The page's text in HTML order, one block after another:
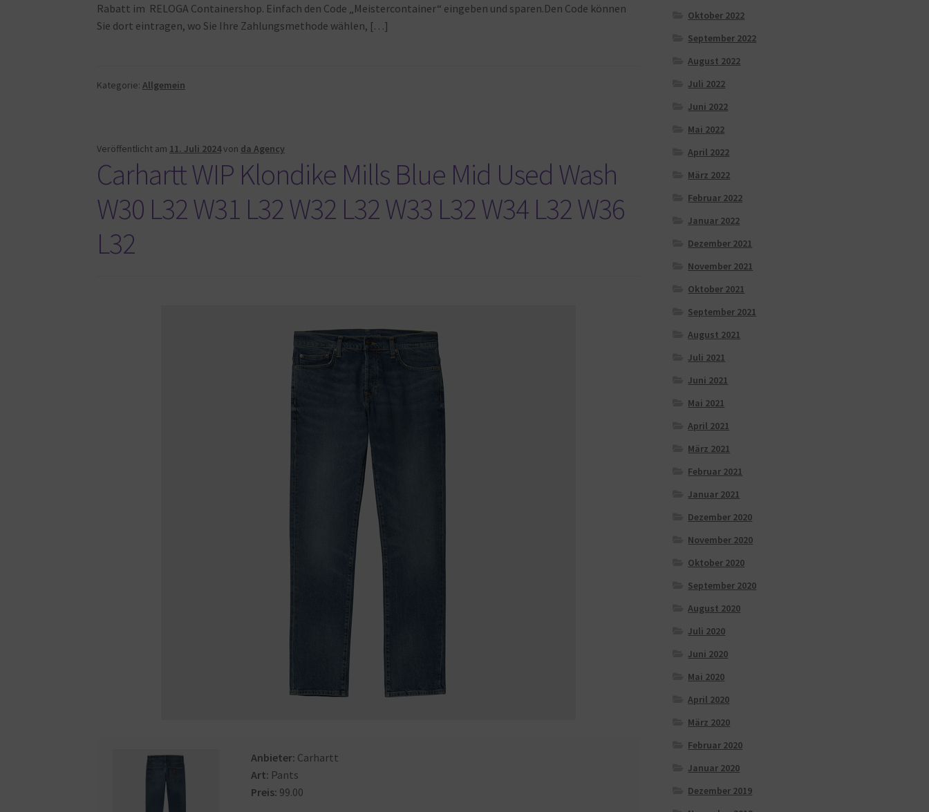
Rabatt im RELOGA Containershop. Einfach den Code „Meistercontainer“ eingeben und sparen.Den Code können
Sie dort eintragen, wo Sie Ihre Zahlungsmethode wählen, […]
Kategorie:Allgemein
Veröffentlicht am 11. Juli 2024von da Agency
Carhartt WIP Klondike Mills Blue Mid Used Wash
W30 L32 W31 L32 W32 L32 W33 L32 W34 L32 W36
L32
Anbieter: Carhartt
Art: Pants
Preis: 99.00
Oktober 2022
September 2022
August 2022
Juli 2022
Juni 2022
Mai 2022
April 2022
März 2022
Februar 2022
Januar 2022
Dezember 2021
November 2021
Oktober 2021
September 2021
August 2021
Juli 2021
Juni 2021
Mai 2021
April 2021
März 2021
Februar 2021
Januar 2021
Dezember 2020
November 2020
Oktober 2020
September 2020
August 2020
Juli 2020
Juni 2020
Mai 2020
April 2020
März 2020
Februar 2020
Januar 2020
Dezember 2019